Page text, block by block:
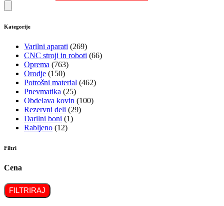
Kategorije
Varilni aparati (269)
CNC stroji in roboti (66)
Oprema (763)
Orodje (150)
Potrošni material (462)
Pnevmatika (25)
Obdelava kovin (100)
Rezervni deli (29)
Darilni boni (1)
Rabljeno (12)
Filtri
Cena
FILTRIRAJ